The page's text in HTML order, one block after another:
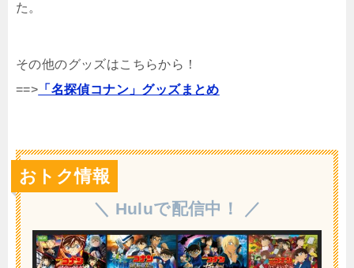
た。
その他のグッズはこちらから！
==> 「名探偵コナン」グッズまとめ
おトク情報
＼ Huluで配信中！ ／